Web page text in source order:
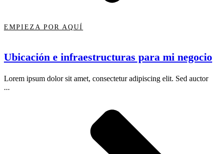
EMPIEZA POR AQUÍ
Ubicación e infraestructuras para mi negocio
Lorem ipsum dolor sit amet, consectetur adipiscing elit. Sed auctor
...